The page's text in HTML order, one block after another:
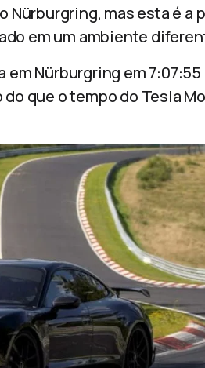
Nürburgring, mas esta é a
em um ambiente
em Nürburgring em 7:07:55
que o tempo do Tesla